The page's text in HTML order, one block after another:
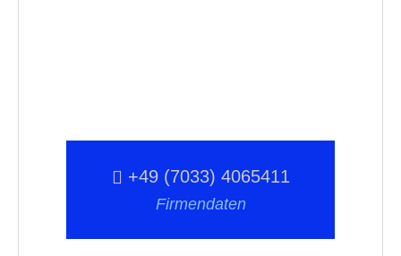
+49 (7033) 4065411
Firmendaten